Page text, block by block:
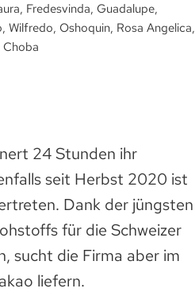
Fredesvinda, Guadalupe,
Wilfredo, Oshoquin, Rosa Angelica,
24 Stunden ihr
seit Herbst 2020 ist
Dank der jüngsten
für die Schweizer
sucht die Firma aber im
liefern.